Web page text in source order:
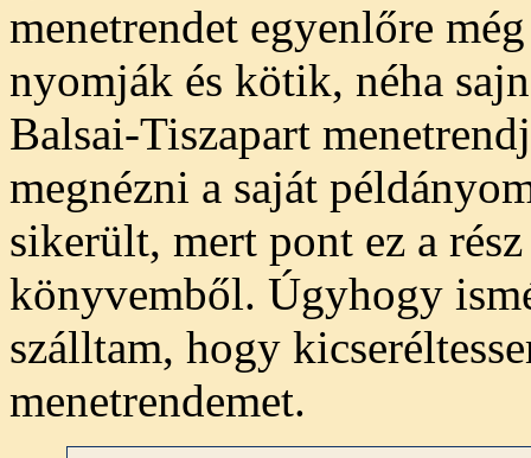
menetrendet egyenlőre
nyomják és kötik, néha
Balsai-Tiszapart
megnézni a saját
sikerült, mert pont ez a
könyvemből. Úgyhogy
szálltam, hogy
menetrendemet.